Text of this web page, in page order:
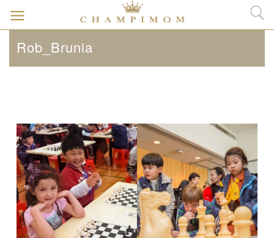
Rob_Brunia